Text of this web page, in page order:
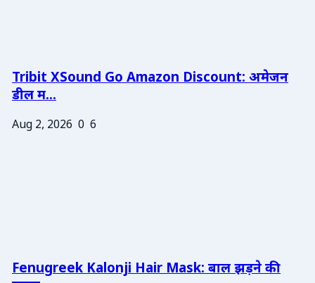
Tribit XSound Go Amazon Discount: अमेजन
डील म...
Aug 2, 2026 0 6
Fenugreek Kalonji Hair Mask: बाल झड़ने की